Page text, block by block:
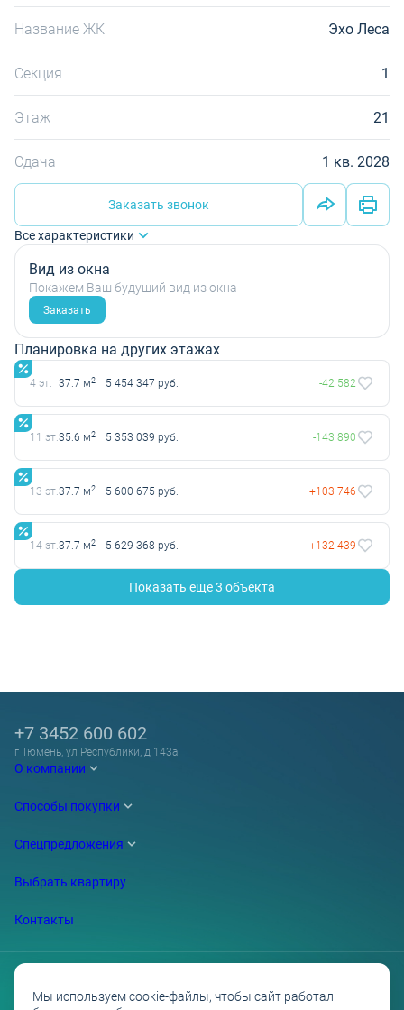
Название ЖК Эхо Леса
Секция 1
Этаж 21
Сдача 1 кв. 2028
Заказать звонок
Все характеристики
Вид из окна
Покажем Ваш будущий вид из окна
Заказать
Планировка на других этажах
4 эт. 37.7 м2 5 454 347 руб. -42 582
11 эт.35.6 м2 5 353 039 руб. -143 890
13 эт.37.7 м2 5 600 675 руб. +103 746
14 эт.37.7 м2 5 629 368 руб. +132 439
Показать еще 3 объектa
О компании
Способы покупки
Спецпредложения
Выбрать квартиру
Контакты
+7 3452 600 602
г Тюмень, ул Республики, д 143а
Мы используем cookie-файлы, чтобы сайт работал